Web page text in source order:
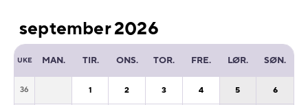
september 2026
UKE MAN. TIR. ONS. TOR. FRE. LØR. SØN.
36 1 2 3 4 5 6